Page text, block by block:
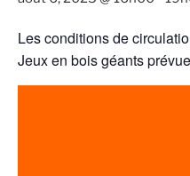
Les conditions de
Jeux en bois géants